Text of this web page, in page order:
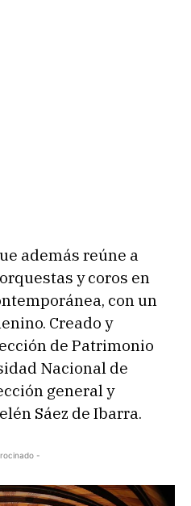
además reúne a
y coros en
con un
Creado y
de Patrimonio
Nacional de
general y
Sáez de Ibarra.
-